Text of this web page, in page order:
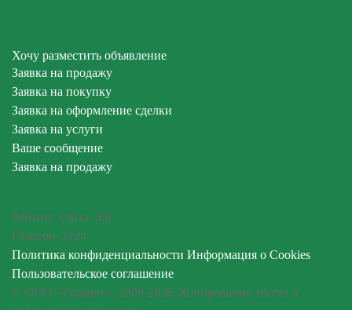
Хочу разместить объявление
Заявка на продажу
Заявка на покупку
Заявка на оформление сделки
Заявка на услуги
Ваше сообщение
Заявка на продажу
Рейтинг сайта: 4.8
Голосов: 2124
Политика конфиденциальности Информация о Cookies
Пользовательское соглашение
© ООО «Гудвилл», 2009-2026. Копирование текста и